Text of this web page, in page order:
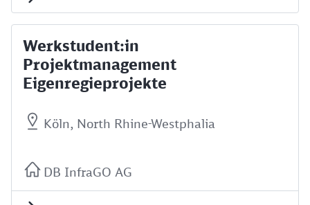
Werkstudent:in
Projektmanagement
Eigenregieprojekte
Köln, North Rhine-Westphalia
DB InfraGO AG